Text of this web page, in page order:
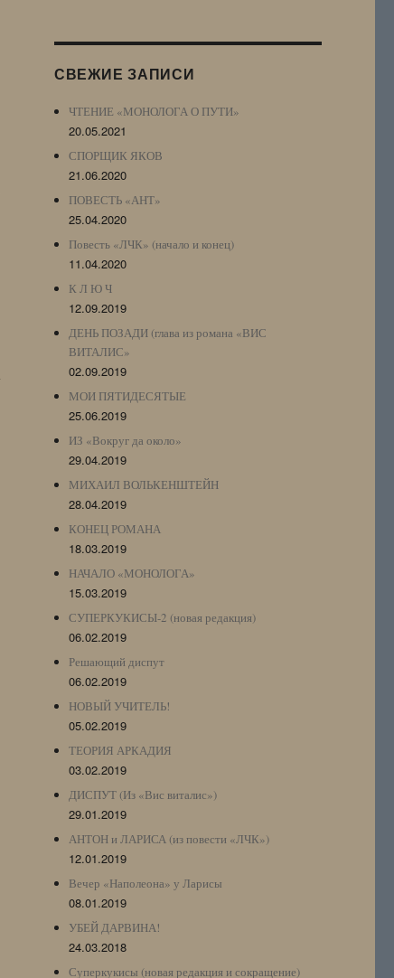
Archive)
СВЕЖИЕ ЗАПИСИ
ЧТЕНИЕ «МОНОЛОГА О ПУТИ»
20.05.2021
СПОРЩИК ЯКОВ
21.06.2020
ПОВЕСТЬ «АНТ»
25.04.2020
Повесть «ЛЧК» (начало и конец)
11.04.2020
К Л Ю Ч
12.09.2019
ДЕНЬ ПОЗАДИ (глава из романа «ВИС
ВИТАЛИС»
02.09.2019
МОИ ПЯТИДЕСЯТЫЕ
25.06.2019
ИЗ «Вокруг да около»
29.04.2019
МИХАИЛ ВОЛЬКЕНШТЕЙН
28.04.2019
КОНЕЦ РОМАНА
18.03.2019
НАЧАЛО «МОНОЛОГА»
15.03.2019
СУПЕРКУКИСЫ-2 (новая редакция)
06.02.2019
Решающий диспут
06.02.2019
НОВЫЙ УЧИТЕЛЬ!
05.02.2019
ТЕОРИЯ АРКАДИЯ
03.02.2019
ДИСПУТ (Из «Вис виталис»)
29.01.2019
АНТОН и ЛАРИСА (из повести «ЛЧК»)
12.01.2019
Вечер «Наполеона» у Ларисы
08.01.2019
УБЕЙ ДАРВИНА!
24.03.2018
Суперкукисы (новая редакция и сокращение)